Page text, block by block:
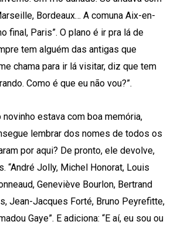
Bordeaux… A comuna Aix-en-
final, Paris”. O plano é ir pra lá de
tem alguém das antigas que
chama para ir lá visitar, diz que tem
Como é que eu não vou?”.
novinho estava com boa memória,
lembrar dos nomes de todos os
por aqui? De pronto, ele devolve,
“André Jolly, Michel Honorat, Louis
Geneviève Bourlon, Bertrand
Jean-Jacques Forté, Bruno Peyrefitte,
Gaye”. E adiciona: “E aí, eu sou ou